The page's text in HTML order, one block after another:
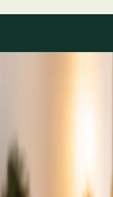
el equipo crece.